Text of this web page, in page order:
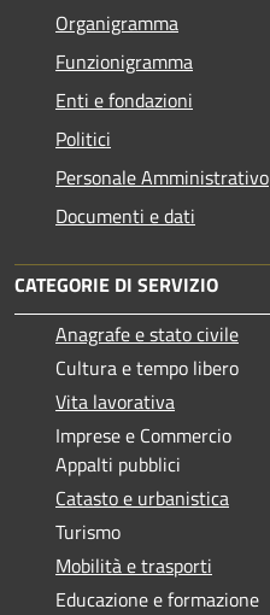
Organigramma
Funzionigramma
Enti e fondazioni
Politici
Personale Amministrativo
Documenti e dati
CATEGORIE DI SERVIZIO
Anagrafe e stato civile
Cultura e tempo libero
Vita lavorativa
Imprese e Commercio
Appalti pubblici
Catasto e urbanistica
Turismo
Mobilità e trasporti
Educazione e formazione